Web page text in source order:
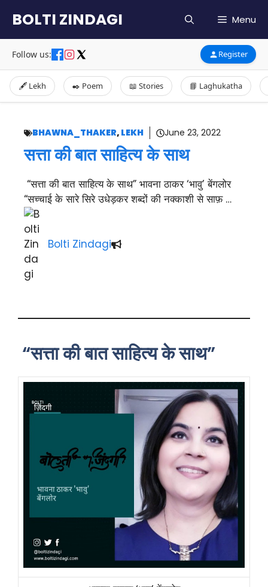
content
BOLTI ZINDAGI Menu
Follow us: Register
🖋️ Lekh ✒️ Poem 📖 Stories 📘 Laghukatha
BHAWNA_THAKER, LEKH June 23, 2022
सत्ता की बात साहित्य के साथ
“सत्ता की बात साहित्य के साथ” भावना ठाकर ‘भावु’ बेंगलोर
“सच्चाई के सारे सिरे उधेड़कर शब्दों की नक्काशी से साफ़ …
Bolti Zindagi
“सत्ता की बात साहित्य के साथ”